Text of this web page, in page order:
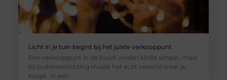
Licht in je tuin begint bij het juiste verkooppunt
Een verkooppunt in de buurt vinden klinkt simpel, maar
bij buitenverlichting maakt het echt verschil waar je
koopt. In een